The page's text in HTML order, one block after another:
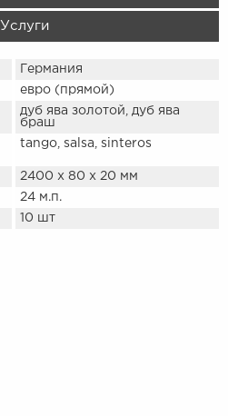
Услуги
Германия
евро (прямой)
дуб ява золотой, дуб ява
браш
tango, salsa, sinteros
2400 х 80 х 20 мм
24 м.п.
10 шт